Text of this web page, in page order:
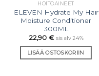
toivelistaan
HOITOAINEET
ELEVEN Hydrate My Hair
Moisture Conditioner
300ML
22,90 € sis alv 24%
LISÄÄ OSTOSKORIIN